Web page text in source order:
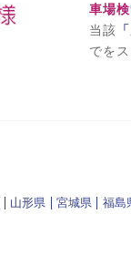
車場
当該
でを
山形県 宮城県 福島